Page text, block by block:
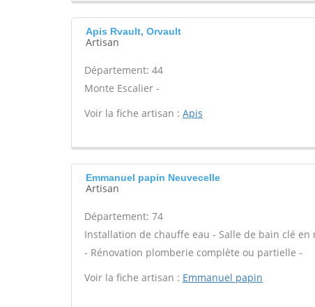
Apis Rvault, Orvault
Artisan
Département: 44
Monte Escalier -
Voir la fiche artisan : Apis
Emmanuel papin Neuvecelle
Artisan
Département: 74
Installation de chauffe eau - Salle de bain clé
- Rénovation plomberie complète ou partielle -
Voir la fiche artisan : Emmanuel papin